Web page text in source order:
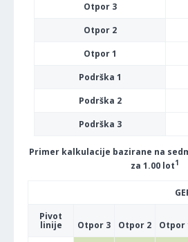
Otpor 3
Otpor 2
Otpor 1
Podrška 1
Podrška 2
Podrška 3
Primer kalkulacije bazirane na
za 1.00 lot1
Pivot
linije Otpor 3 Otpor 2 Otpor